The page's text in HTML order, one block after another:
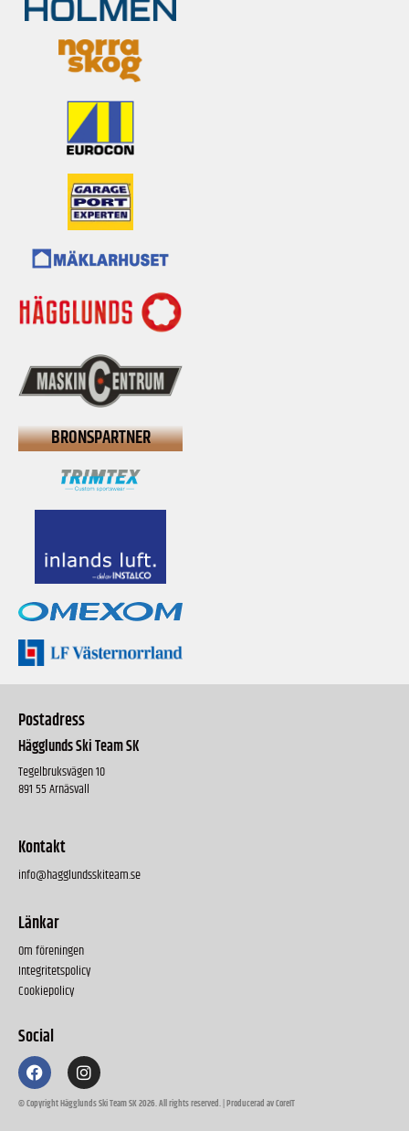
BRONSPARTNER
Postadress
Hägglunds Ski Team SK
Tegelbruksvägen 10
891 55 Arnäsvall
Kontakt
info@hagglundsskiteam.se
Länkar
Om föreningen
Integritetspolicy
Cookiepolicy
Social
© Copyright Hägglunds Ski Team SK 2026. All rights reserved. | Producerad av CoreIT